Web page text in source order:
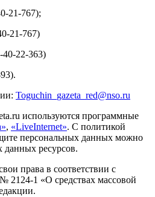
21-767);
21-767)
40-22-363)
Toguchin gazeta red@nso.ru
используются программные
, «LiveInternet». С политикой
персональных данных можно
данных ресурсов.
права в соответствии с
2124-1 «О средствах массовой